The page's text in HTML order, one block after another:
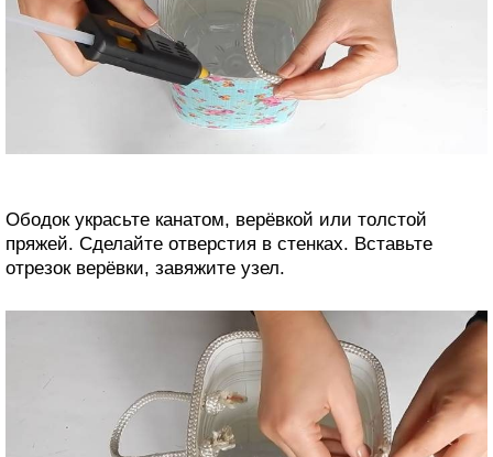
Ободок украсьте канатом, верёвкой или толстой
пряжей. Сделайте отверстия в стенках. Вставьте
отрезок верёвки, завяжите узел.